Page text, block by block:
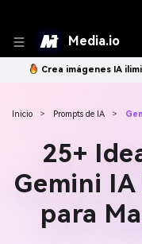
Media.io
Crea imágenes IA
Inicio > Prompts de IA >
25+
Gemini
para